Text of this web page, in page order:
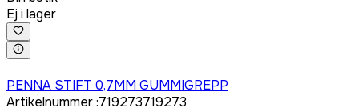
Ej i lager
PENNA STIFT 0,7MM GUMMIGREPP
Artikelnummer:719273719273